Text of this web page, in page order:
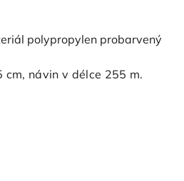
polypropylen probarvený
cm, návin v délce 255 m.